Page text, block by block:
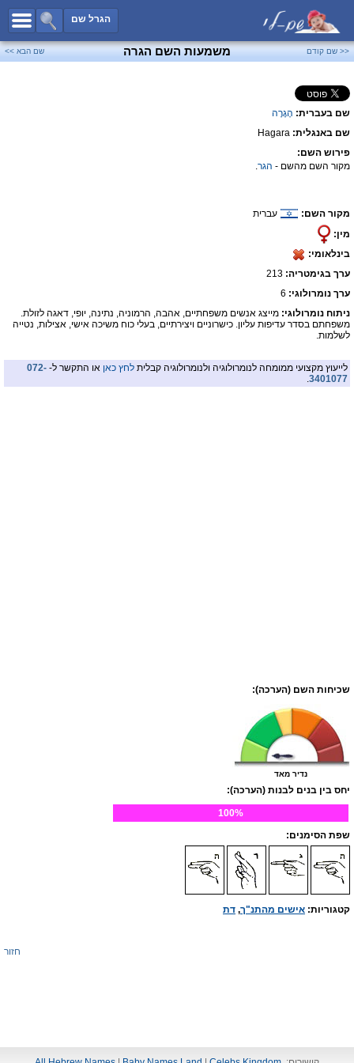
הגרל שם
כל השמות
שמות לבנים
פייסבוק
<< שם קודם משמעות השם הגרה שם הבא >>
שם בעברית: הָגָרָה
שם באנגלית: Hagara
פירוש השם:
מקור השם מהשם - הגר.
מקור השם:
עברית
מין:
בינלאומי:
ערך בגימטריה:
ערך נומרולוגי: 6
ניתוח נומרולוגי: מייצג אנשים משפחתיים, אהבה, הרמוניה, נתינה, יופי, דאגה לזולת.
משפחתם בסדר עדיפות עליון. כישרוניים ויצירתיים, בעלי כוח משיכה אישי, אצילות, נטייה
לשלמות.
לייעוץ מקצועי ממומחה לנומרולוגיה ולנומרולוגיה קבלית לחץ כאן או התקשר ל- 072-
3401077
.
שכיחות השם (הערכה):
נדיר מאד
יחס בין בנים לבנות (הערכה):
100%
שפת הסימנים:
קטגוריות: אישים מהתנ"ך, דת
חזור